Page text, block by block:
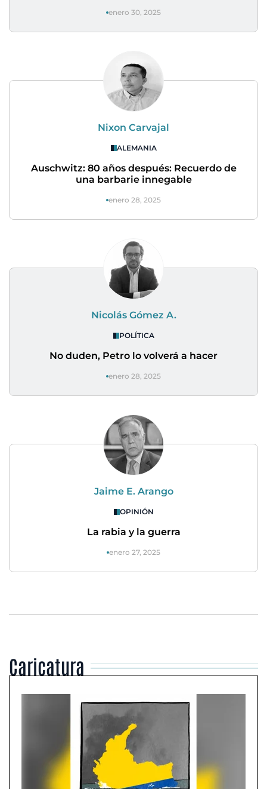
enero 30, 2025
Nixon Carvajal
ALEMANIA
Auschwitz: 80 años después: Recuerdo de
una barbarie innegable
enero 28, 2025
Nicolás Gómez A.
POLÍTICA
No duden, Petro lo volverá a hacer
enero 28, 2025
Jaime E. Arango
OPINIÓN
La rabia y la guerra
enero 27, 2025
Caricatura